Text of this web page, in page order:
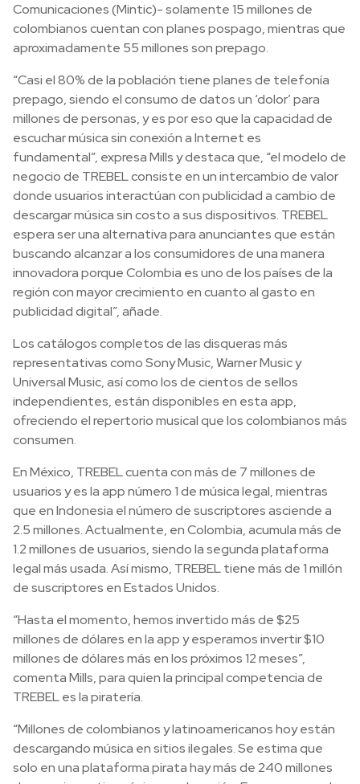
Comunicaciones (Mintic)- solamente 15 millones de
colombianos cuentan con planes pospago, mientras que
aproximadamente 55 millones son prepago.
“Casi el 80% de la población tiene planes de telefonía
prepago, siendo el consumo de datos un ‘dolor’ para
millones de personas, y es por eso que la capacidad de
escuchar música sin conexión a Internet es
fundamental”, expresa Mills y destaca que, “el modelo de
negocio de TREBEL consiste en un intercambio de valor
donde usuarios interactúan con publicidad a cambio de
descargar música sin costo a sus dispositivos. TREBEL
espera ser una alternativa para anunciantes que están
buscando alcanzar a los consumidores de una manera
innovadora porque Colombia es uno de los países de la
región con mayor crecimiento en cuanto al gasto en
publicidad digital”, añade.
Los catálogos completos de las disqueras más
representativas como Sony Music, Warner Music y
Universal Music, así como los de cientos de sellos
independientes, están disponibles en esta app,
ofreciendo el repertorio musical que los colombianos más
consumen.
En México, TREBEL cuenta con más de 7 millones de
usuarios y es la app número 1 de música legal, mientras
que en Indonesia el número de suscriptores asciende a
2.5 millones. Actualmente, en Colombia, acumula más de
1.2 millones de usuarios, siendo la segunda plataforma
legal más usada. Así mismo, TREBEL tiene más de 1 millón
de suscriptores en Estados Unidos.
“Hasta el momento, hemos invertido más de $25
millones de dólares en la app y esperamos invertir $10
millones de dólares más en los próximos 12 meses”,
comenta Mills, para quien la principal competencia de
TREBEL es la piratería.
“Millones de colombianos y latinoamericanos hoy están
descargando música en sitios ilegales. Se estima que
solo en una plataforma pirata hay más de 240 millones